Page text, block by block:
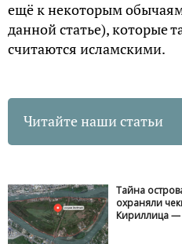
ещё к некоторым
данной статье), которые
считаются исламскими.
Читайте наши статьи
Тайна
охраняли
Кириллица —